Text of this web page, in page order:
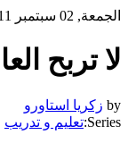
الجمعة, 02 سبتمبر 2011
لا تربح
by زكريا استاورو
Series: تعليم و تدريب